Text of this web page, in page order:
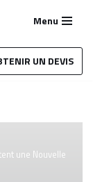
Menu
UN DEVIS
une Nouvelle